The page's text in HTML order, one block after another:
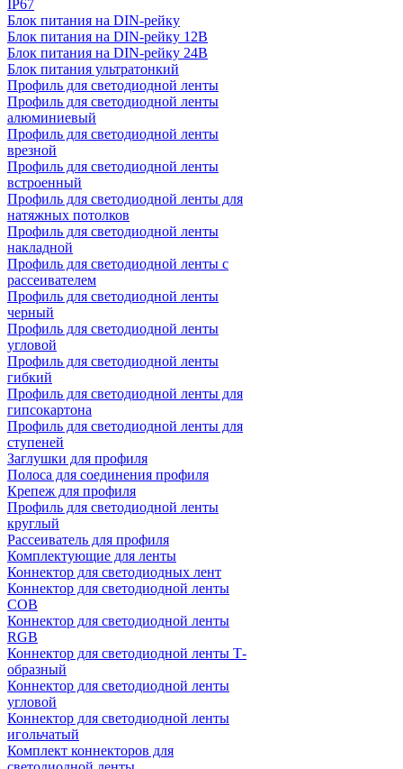
IP67
Блок питания на DIN-рейку
Блок питания на DIN-рейку 12В
Блок питания на DIN-рейку 24В
Блок питания ультратонкий
Профиль для светодиодной ленты
Профиль для светодиодной ленты
алюминиевый
Профиль для светодиодной ленты
врезной
Профиль для светодиодной ленты
встроенный
Профиль для светодиодной ленты для
натяжных потолков
Профиль для светодиодной ленты
накладной
Профиль для светодиодной ленты с
рассеивателем
Профиль для светодиодной ленты
черный
Профиль для светодиодной ленты
угловой
Профиль для светодиодной ленты
гибкий
Профиль для светодиодной ленты для
гипсокартона
Профиль для светодиодной ленты для
ступеней
Заглушки для профиля
Полоса для соединения профиля
Крепеж для профиля
Профиль для светодиодной ленты
круглый
Рассеиватель для профиля
Комплектующие для ленты
Коннектор для светодиодных лент
Коннектор для светодиодной ленты
COB
Коннектор для светодиодной ленты
RGB
Коннектор для светодиодной ленты Т-
образный
Коннектор для светодиодной ленты
угловой
Коннектор для светодиодной ленты
игольчатый
Комплект коннекторов для